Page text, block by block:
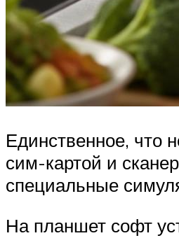
Единственное, что
сим-картой и
специальные
На планшет софт